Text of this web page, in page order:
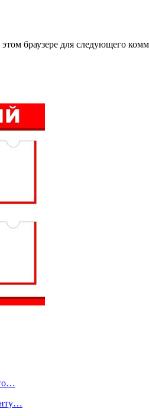
браузере для следующего